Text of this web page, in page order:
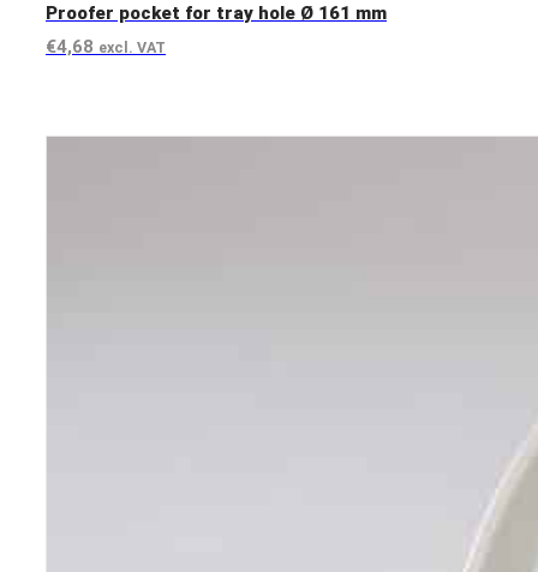
Proofer pocket for tray hole Ø 161 mm
€4,68 excl. VAT